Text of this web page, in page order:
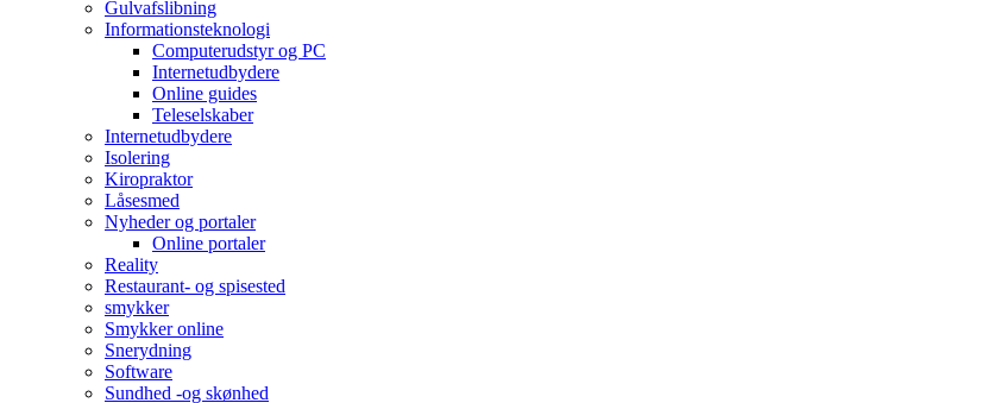
Gulvafslibning
Informationsteknologi
Computerudstyr og PC
Internetudbydere
Online guides
Teleselskaber
Internetudbydere
Isolering
Kiropraktor
Låsesmed
Nyheder og portaler
Online portaler
Reality
Restaurant- og spisested
smykker
Smykker online
Snerydning
Software
Sundhed -og skønhed